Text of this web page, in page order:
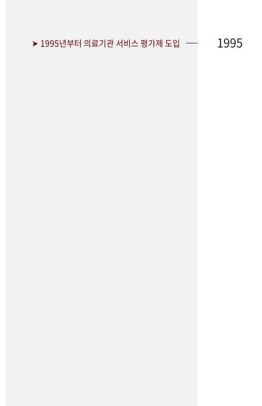
➤ 1995년부터 의료기관 서비스 평가제 도입 1995